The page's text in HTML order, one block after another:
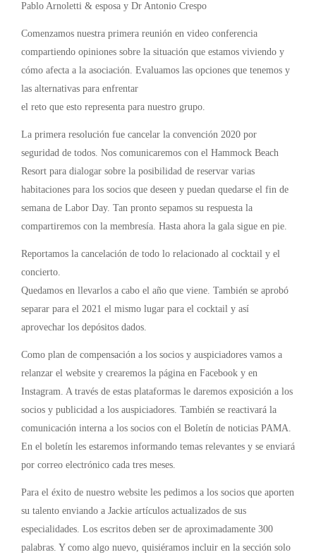
Pablo Arnoletti & esposa y Dr Antonio Crespo
Comenzamos nuestra primera reunión en video conferencia
compartiendo opiniones sobre la situación que estamos viviendo y
cómo afecta a la asociación. Evaluamos las opciones que tenemos y
las alternativas para enfrentar
el reto que esto representa para nuestro grupo.
La primera resolución fue cancelar la convención 2020 por
seguridad de todos. Nos comunicaremos con el Hammock Beach
Resort para dialogar sobre la posibilidad de reservar varias
habitaciones para los socios que deseen y puedan quedarse el fin de
semana de Labor Day. Tan pronto sepamos su respuesta la
compartiremos con la membresía. Hasta ahora la gala sigue en pie.
Reportamos la cancelación de todo lo relacionado al cocktail y el
concierto.
Quedamos en llevarlos a cabo el año que viene. También se aprobó
separar para el 2021 el mismo lugar para el cocktail y así
aprovechar los depósitos dados.
Como plan de compensación a los socios y auspiciadores vamos a
relanzar el website y crearemos la página en Facebook y en
Instagram. A través de estas plataformas le daremos exposición a los
socios y publicidad a los auspiciadores. También se reactivará la
comunicación interna a los socios con el Boletín de noticias PAMA.
En el boletín les estaremos informando temas relevantes y se enviará
por correo electrónico cada tres meses.
Para el éxito de nuestro website les pedimos a los socios que aporten
su talento enviando a Jackie artículos actualizados de sus
especialidades. Los escritos deben ser de aproximadamente 300
palabras. Y como algo nuevo, quisiéramos incluir en la sección solo